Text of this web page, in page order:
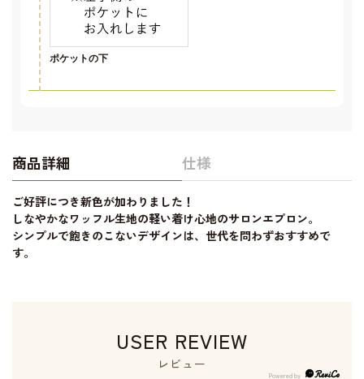
ポケットの下
商品詳細 仕様
ご好評につき新色が加わりました！
しなやかなワッフル生地の軽い着け心地のサロンエプロン。
シンプルで飽きのこないデザインは、世代を問わずおすすめで
す。
USER REVIEW
レビュー